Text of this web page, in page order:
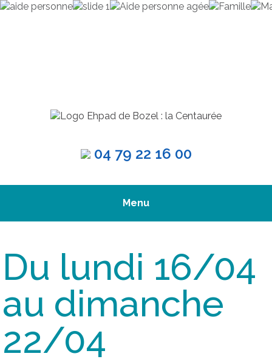
04 79 22 16 00
Menu
Du lundi 16/04
au dimanche
22/04